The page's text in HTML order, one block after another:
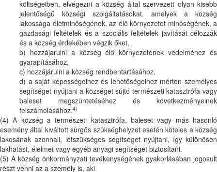
költségeiben, elvégezni a község által szervezett olyan kisebb
jelentőségű községi szolgáltatásokat, amelyek a község
lakossága életminőségének, az élő környezetet minőségének, a
gazdasági feltételek és a szociális feltételek javítását célozzák
és a község érdekében végzik őket,
b) hozzájárulni a község élő környezetének védelméhez és
gyarapításához,
c) hozzájárulni a község rendbentartásához,
d) a saját képességeihez és lehetőségeihez mérten személyes
segítséget nyújtani a községet sújtó természeti katasztrófa vagy
baleset megszüntetéséhez és következményeinek
felszámolásához.4)
(4) A község a természeti katasztrófa, baleset vagy más hasonló
esemény által kiváltott sürgős szükséghelyzet esetén köteles a község
lakosának azonnali, létszükséges segítséget nyújtani, így különösen
lakhatást, élelmet vagy egyéb anyagi segítséget biztosítani.
(5) A község önkormányzati tevékenységének gyakorlásában jogosult
részt venni az a személy is, aki